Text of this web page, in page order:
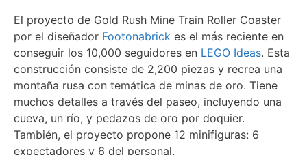
El proyecto de Gold Rush Mine Train Roller Coaster
por el diseñador Footonabrick es el más reciente en
conseguir los 10,000 seguidores en LEGO Ideas. Esta
construcción consiste de 2,200 piezas y recrea una
montaña rusa con temática de minas de oro. Tiene
muchos detalles a través del paseo, incluyendo una
cueva, un río, y pedazos de oro por doquier.
También, el proyecto propone 12 minifiguras: 6
expectadores y 6 del personal.